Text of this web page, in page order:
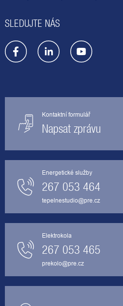
SLEDUJTE NÁS
Kontaktní formulář
Napsat zprávu
Energetické služby
267 053 464
tepelnestudio@pre.cz
Elektrokola
267 053 465
prekolo@pre.cz